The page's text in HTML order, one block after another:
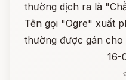
thường dịch ra là
Tên gọi "Ogre" xuất
thường được gán
16-